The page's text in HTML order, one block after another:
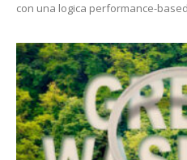
con una logica performance-